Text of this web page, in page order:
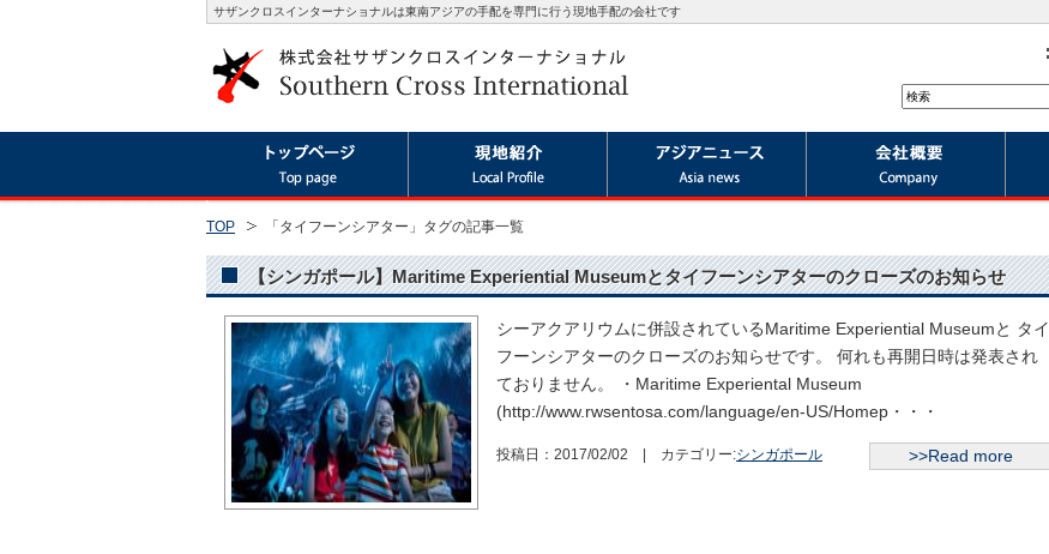
サザンクロスインターナショナルは東南アジアの手配を専門に行う現地手配の会社です
TOP 「タイフーンシアター」タグの記事一覧
【シンガポール】Maritime Experiential Museumとタイフーンシアターのクローズのお知らせ
シーアクアリウムに併設されているMaritime Experiential Museumと タイ
フーンシアターのクローズのお知らせです。 何れも再開日時は発表され
ておりません。 ・Maritime Experiental Museum
(http://www.rwsentosa.com/language/en-US/Homep・・・
>>Read more
投稿日：2017/02/02 | カテゴリー:シンガポール